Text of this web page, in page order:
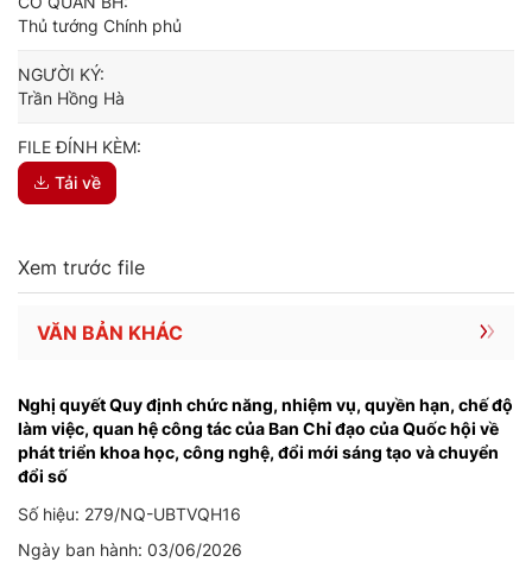
Thủ tướng Chính phủ
NGƯỜI KÝ:
Trần Hồng Hà
FILE ĐÍNH KÈM:
Tải về
Xem trước file
VĂN BẢN KHÁC
Nghị quyết Quy định chức năng, nhiệm vụ, quyền hạn, chế độ
làm việc, quan hệ công tác của Ban Chỉ đạo của Quốc hội về
phát triển khoa học, công nghệ, đổi mới sáng tạo và chuyển
đổi số
Số hiệu: 279/NQ-UBTVQH16
Ngày ban hành: 03/06/2026